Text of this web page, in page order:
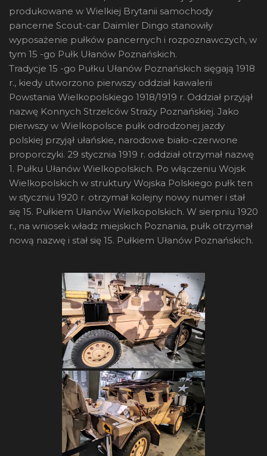
produkowane w Wielkiej Brytanii samochody
pancerne Scout-car Daimler Dingo stanowiły
wyposażenie pułków pancernych i rozpoznawczych, w
tym 15 -go Pułk Ułanów Poznańskich.
Tradycje 15 -go Pułku Ułanów Poznańskich sięgają 1918
r., kiedy utworzono pierwszy oddział kawalerii
Powstania Wielkopolskiego 1918/1919 r. Oddział przyjął
nazwę Konnych Strzelców Straży Poznańskiej. Jako
pierwszy w Wielkopolsce pułk odrodzonej jazdy
polskiej przyjął ułańskie, narodowe biało-czerwone
proporczyki. 29 stycznia 1919 r. oddział otrzymał nazwę
1. Pułku Ułanów Wielkopolskich. Po włączeniu Wojsk
Wielkopolskich w struktury Wojska Polskiego pułk ten
w styczniu 1920 r. otrzymał kolejny nowy numer i stał
się 15. Pułkiem Ułanów Wielkopolskich. W sierpniu 1920
r., na wniosek władz miejskich Poznania, pułk otrzymał
nową nazwę i stał się 15. Pułkiem Ułanów Poznańskich.